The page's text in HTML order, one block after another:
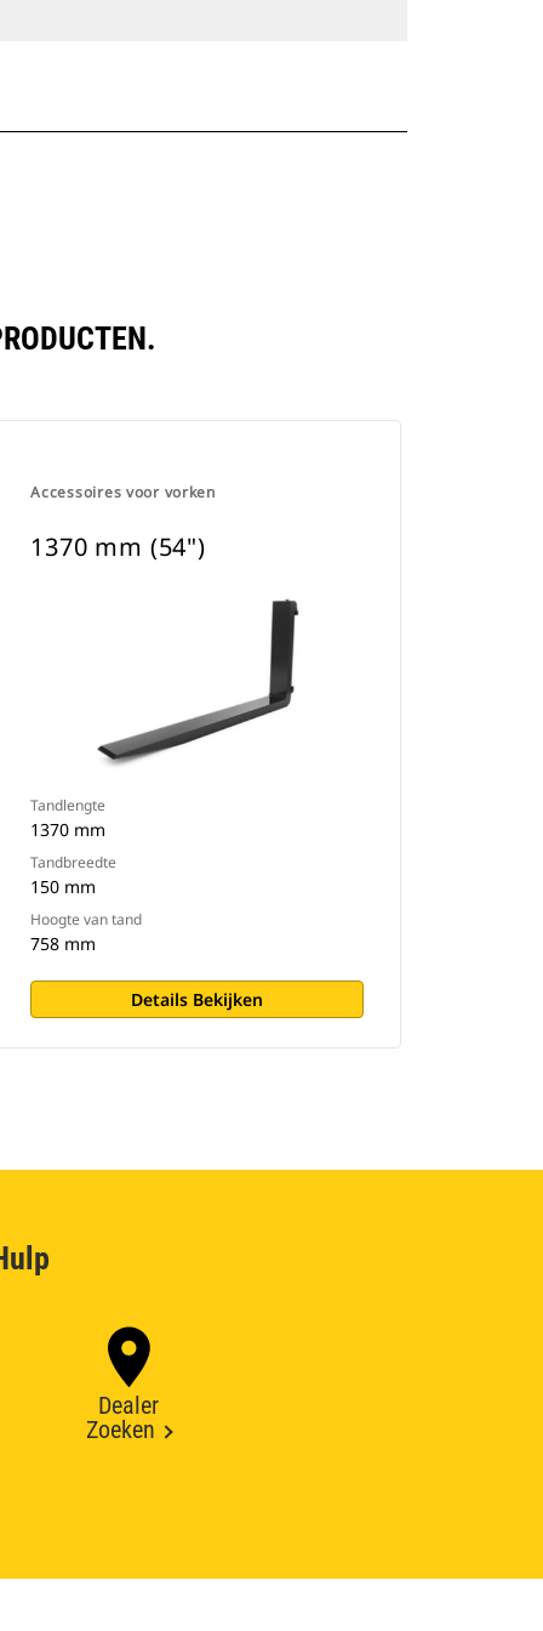
Accessoires voor vorken
1370 mm (54")
Tandlengte
1370 mm
Tandbreedte
150 mm
Hoogte van tand
758 mm
Details Bekijken
Dealer
Zoeken